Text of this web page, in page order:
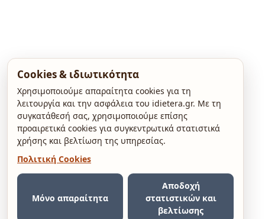
Cookies & ιδιωτικότητα
Χρησιμοποιούμε απαραίτητα cookies για τη
λειτουργία και την ασφάλεια του idietera.gr. Με τη
συγκατάθεσή σας, χρησιμοποιούμε επίσης
προαιρετικά cookies για συγκεντρωτικά στατιστικά
χρήσης και βελτίωση της υπηρεσίας.
Πολιτική Cookies
Μόνο απαραίτητα
Αποδοχή
στατιστικών και
βελτίωσης